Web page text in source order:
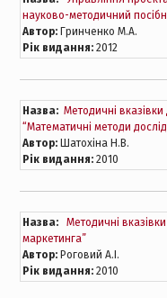
науково-методичний
Автор:Гринченко М.А.
Рік видання:2012
Назва: Методичні
“Математичні методи
Автор:Шатохіна Н.В.
Рік видання:2010
Назва:
Методичні
маркетинга”
Автор:Роговий А.І.
Рік видання:2010